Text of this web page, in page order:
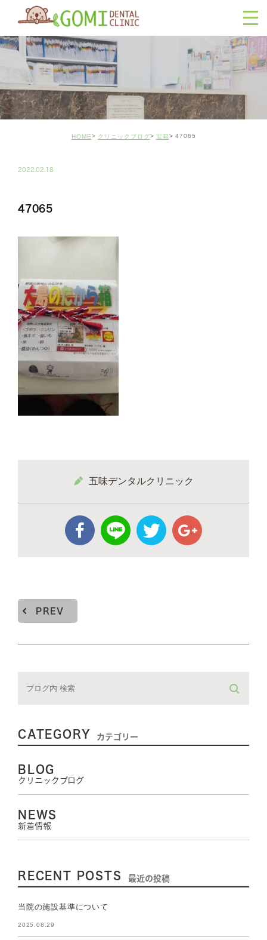
HOME クリニックブログ 宝箱 47065
2022.02.18
47065
五味デンタルクリニック
PREV
CATEGORY カテゴリー
BLOG
クリニックブログ
NEWS
新着情報
RECENT POSTS 最近の投稿
当院の施設基準について
2025.08.29